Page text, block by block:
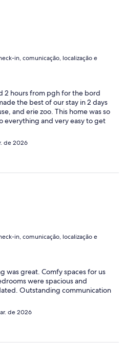
in, comunicação, localização e
2 hours from pgh for the bord
the best of our stay in 2 days
and erie zoo. This home was so
everything and very easy to get
de 2026
in, comunicação, localização e
was great. Comfy spaces for us
were spacious and
Outstanding communication
de 2026